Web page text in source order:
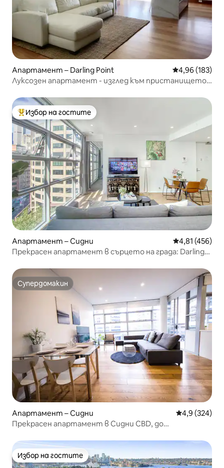
Апартамент – Darling Point Средна
4,96 (183)
Луксозен апартамент - изглед към пристанището
Най-популярен избор на гостите
Избор на гостите
Апартамент – Сидни Средна
4,81 (456)
Прекрасен апартамент в сърцето на града: Darling
Супердомакин
Супердомакин
Апартамент – Сидни Средна
4,9 (324)
Прекрасен апартамент в Сидни CBD, до
Избор на гостите
Избор на гостите